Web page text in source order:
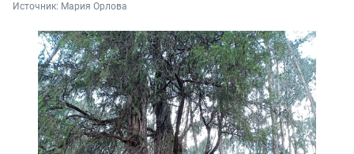
Источник: Мария Орлова